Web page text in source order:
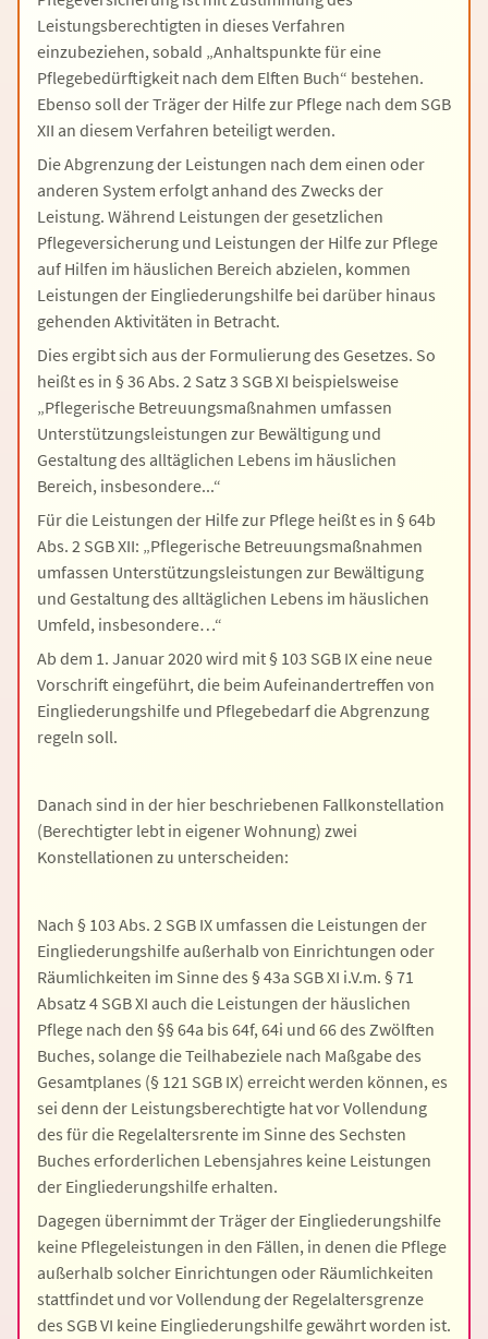
Leistungsberechtigten in dieses Verfahren
einzubeziehen, sobald „Anhaltspunkte für eine
Pflegebedürftigkeit nach dem Elften Buch“ bestehen.
Ebenso soll der Träger der Hilfe zur Pflege nach dem SGB
XII an diesem Verfahren beteiligt werden.
Die Abgrenzung der Leistungen nach dem einen oder
anderen System erfolgt anhand des Zwecks der
Leistung. Während Leistungen der gesetzlichen
Pflegeversicherung und Leistungen der Hilfe zur Pflege
auf Hilfen im häuslichen Bereich abzielen, kommen
Leistungen der Eingliederungshilfe bei darüber hinaus
gehenden Aktivitäten in Betracht.
Dies ergibt sich aus der Formulierung des Gesetzes. So
heißt es in § 36 Abs. 2 Satz 3 SGB XI beispielsweise
„Pflegerische Betreuungsmaßnahmen umfassen
Unterstützungsleistungen zur Bewältigung und
Gestaltung des alltäglichen Lebens im häuslichen
Bereich, insbesondere...“
Für die Leistungen der Hilfe zur Pflege heißt es in § 64b
Abs. 2 SGB XII: „Pflegerische Betreuungsmaßnahmen
umfassen Unterstützungsleistungen zur Bewältigung
und Gestaltung des alltäglichen Lebens im häuslichen
Umfeld, insbesondere…“
Ab dem 1. Januar 2020 wird mit § 103 SGB IX eine neue
Vorschrift eingeführt, die beim Aufeinandertreffen von
Eingliederungshilfe und Pflegebedarf die Abgrenzung
regeln soll.
Danach sind in der hier beschriebenen Fallkonstellation
(Berechtigter lebt in eigener Wohnung) zwei
Konstellationen zu unterscheiden:
Nach § 103 Abs. 2 SGB IX umfassen die Leistungen der
Eingliederungshilfe außerhalb von Einrichtungen oder
Räumlichkeiten im Sinne des § 43a SGB XI i.V.m. § 71
Absatz 4 SGB XI auch die Leistungen der häuslichen
Pflege nach den §§ 64a bis 64f, 64i und 66 des Zwölften
Buches, solange die Teilhabeziele nach Maßgabe des
Gesamtplanes (§ 121 SGB IX) erreicht werden können, es
sei denn der Leistungsberechtigte hat vor Vollendung
des für die Regelaltersrente im Sinne des Sechsten
Buches erforderlichen Lebensjahres keine Leistungen
der Eingliederungshilfe erhalten.
Dagegen übernimmt der Träger der Eingliederungshilfe
keine Pflegeleistungen in den Fällen, in denen die Pflege
außerhalb solcher Einrichtungen oder Räumlichkeiten
stattfindet und vor Vollendung der Regelaltersgrenze
des SGB VI keine Eingliederungshilfe gewährt worden ist.